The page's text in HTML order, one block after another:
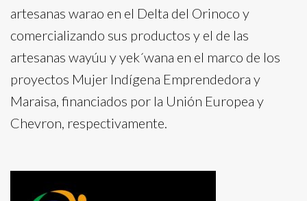
artesanas warao en el Delta del Orinoco y
comercializando sus productos y el de las
artesanas wayúu y yek´wana en el marco de los
proyectos Mujer Indígena Emprendedora y
Maraisa, financiados por la Unión Europea y
Chevron, respectivamente.